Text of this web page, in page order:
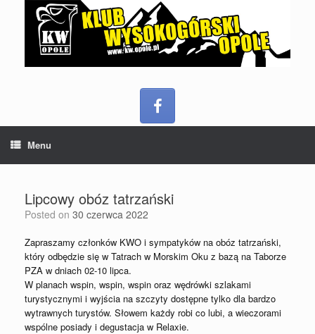
Menu
Lipcowy obóz tatrzański
Posted on 30 czerwca 2022
Zapraszamy członków KWO i sympatyków na obóz tatrzański,
który odbędzie się w Tatrach w Morskim Oku z bazą na Taborze
PZA w dniach 02-10 lipca.
W planach wspin, wspin, wspin oraz wędrówki szlakami
turystycznymi i wyjścia na szczyty dostępne tylko dla bardzo
wytrawnych turystów. Słowem każdy robi co lubi, a wieczorami
wspólne posiady i degustacja w Relaxie.